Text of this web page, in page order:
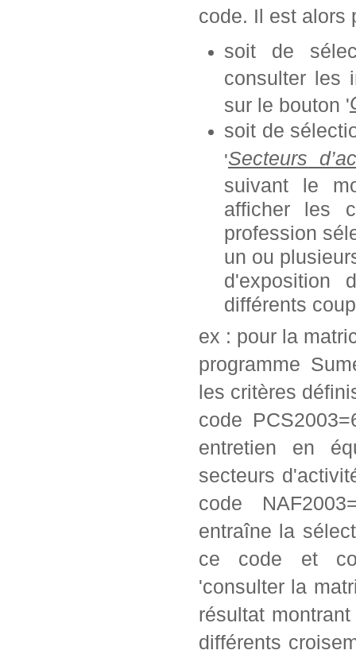
code. Il est alors
soit de
consulter les
sur le bouton '
soit de
'Secteurs
suivant le
afficher les
profession
un ou
d'exposition
différents
ex : pour la
programme
les critères
code
entretien en
secteurs
code
entraîne la
ce code et
'consulter la
résultat
différents